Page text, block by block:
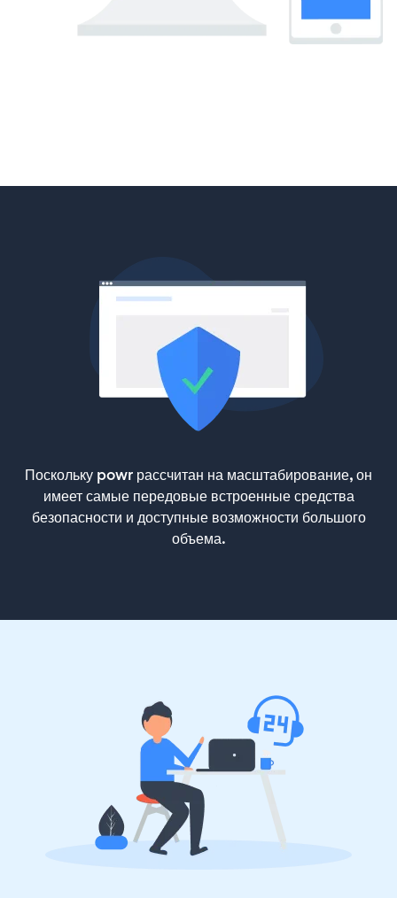
Поскольку powr рассчитан на масштабирование, он
имеет самые передовые встроенные средства
безопасности и доступные возможности большого
объема.